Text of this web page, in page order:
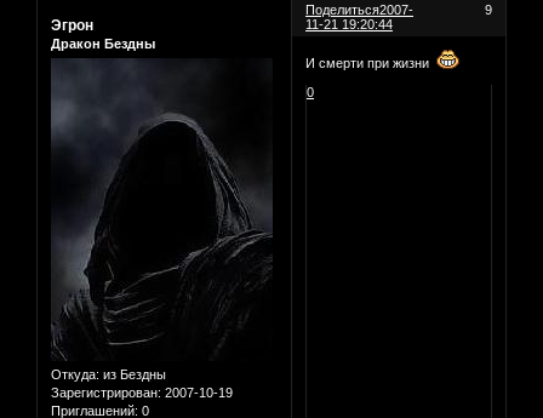
Поделиться 9
2007-
11-21 19:20:44
Эгрон
Дракон Бездны
Откуда: из Бездны
Зарегистрирован: 2007-10-19
Приглашений: 0
И смерти при жизни
0